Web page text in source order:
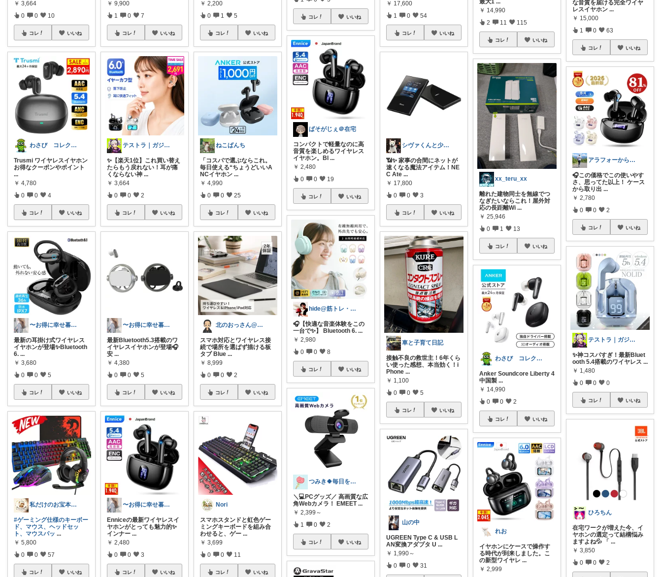
￥ 3,664
0 0 10
コレ いいね
わさび コレクションもご利用ください
Trusmi ワイヤレスイヤホン
お得なクーポンやポイント
...
￥ 4,780
0 0 4
コレ いいね
〜お得に幸せ暮らし〜
最新の耳掛け式ワイヤレス
イヤホンが登場✨Bluetooth
6. ...
￥ 3,680
0 0 5
コレ いいね
私だけのお宝本舗🍀経由購入いつも感謝！
#ゲーミング仕様のキーボー
ド、マウス、ヘッドセッ
ト、マウスパッ ...
￥ 5,800
0 0 57
コレ いいね
￥ 9,900
1 0 7
コレ いいね
テストラ｜ガジェット・家電
✨【楽天1位】これ買い替え
たらもう戻れない！耳が痛
くならない神 ...
￥ 3,664
0 0 2
コレ いいね
〜お得に幸せ暮らし〜
最新Bluetooth5.3搭載のワ
イヤレスイヤホンが登場🎧
安 ...
￥ 4,380
0 0 5
コレ いいね
〜お得に幸せ暮らし〜
Enniceの最新ワイヤレスイ
ヤホンがとっても魅力的✨
インナー ...
￥ 2,480
0 0 3
コレ いいね
￥ 2,200
0 1 5
コレ いいね
ねこぱんち
「コスパで選ぶならこれ。
毎日使える“ちょうどいいA
NCイヤホン ...
￥ 4,990
0 0 25
コレ いいね
北のおっさん@ガジェット好き
スマホ対応とワイヤレス接
続で場所を選ばず描ける板
タブ Blue ...
￥ 8,999
0 0 2
コレ いいね
Nori
スマホスタンドと虹色ゲー
ミングキーボードを組み合
わせると、ゲー ...
￥ 3,699
0 0 11
コレ いいね
コレ いいね
ぱそがじぇ＠在宅
コンパクトで軽量なのに高
音質を楽しめるワイヤレス
イヤホン。Bl ...
￥ 2,480
0 0 19
コレ いいね
hide@筋トレ・健康・ダイエット
🎧【快適な音楽体験をこの
一台で✨】 Bluetooth 6. ...
￥ 2,980
0 0 8
コレ いいね
つみき🍀毎日をご機嫌にする♡
＼💻PCグッズ／ 高画質な広
角Webカメラ！ EMEET...
￥ 2,399～
1 0 2
コレ いいね
￥ 17,600
1 0 54
コレ いいね
シヴァくんと少佐のROOM
📶✨ 家事の合間にネットが
速くなる魔法アイテム！NE
C Ate ...
￥ 17,800
0 0 3
コレ いいね
車と子育て日記
接触不良の救世主！6年くら
い使った感想、本当効く！i
Phone ...
￥ 1,100
0 0 5
コレ いいね
山の中
UGREEN Type C & USB L
AN変換アダプタ U ...
￥ 1,990～
0 0 31
最大1 ...
￥ 14,990
2 11 115
コレ いいね
xx_teru_xx
離れた建物同士を無線でつ
なぎたいならこれ！屋外対
応の長距離Wi ...
￥ 25,946
0 1 13
コレ いいね
わさび コレクションもご利用ください
Anker Soundcore Liberty 4
中国製 ...
￥ 14,990
0 0 2
コレ いいね
れお
イヤホンにケースで操作す
る時代が到来しました。こ
の新型ワイヤレ ...
￥ 2,999
な音質を届ける完全ワイヤ
レスイヤホン...
￥ 15,000
1 0 63
コレ いいね
アラフォーからのフルマラソン💨タロ
🎧この価格でこの使いやす
さ、思ってた以上！ ケース
から取り出 ...
￥ 2,780
0 0 2
コレ いいね
テストラ｜ガジェット・家電
✨神コスパすぎ！最新Bluet
ooth 5.4搭載のワイヤレス ...
￥ 1,480
0 0 0
コレ いいね
ひろちん
在宅ワークが増えた今、イ
ヤホンの選定って結構悩み
ますよね💦 「 ...
￥ 3,850
0 0 2